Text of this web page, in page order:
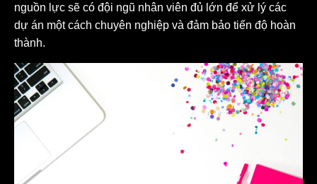
nguồn lực sẽ có đội ngũ nhân viên đủ lớn để xử lý các
dự án một cách chuyên nghiệp và đảm bảo tiến độ hoàn
thành.